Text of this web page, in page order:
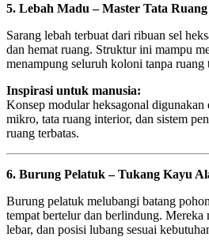
5. Lebah Madu – Master Tata
Sarang lebah terbuat dari ribuan sel
dan hemat ruang. Struktur ini mampu
menampung seluruh koloni tanpa ruang
Inspirasi untuk manusia:
Konsep modular heksagonal digunakan
mikro, tata ruang interior, dan sistem
ruang terbatas.
6. Burung Pelatuk – Tukang Kayu
Burung pelatuk melubangi batang
tempat bertelur dan berlindung. Mereka
lebar, dan posisi lubang sesuai